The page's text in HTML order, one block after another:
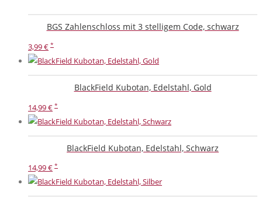
BGS Zahlenschloss mit 3 stelligem Code, schwarz
3,99€
BlackField Kubotan, Edelstahl, Gold
14,99€
BlackField Kubotan, Edelstahl, Schwarz
14,99€